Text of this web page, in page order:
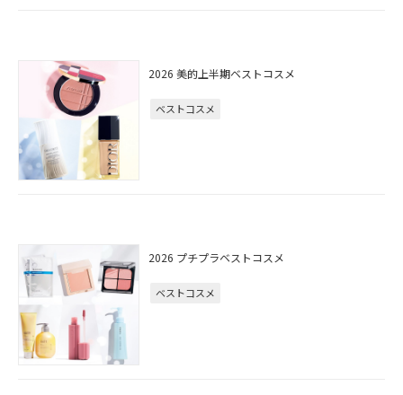
2026 美的上半期ベストコスメ
ベストコスメ
2026 プチプラベストコスメ
ベストコスメ